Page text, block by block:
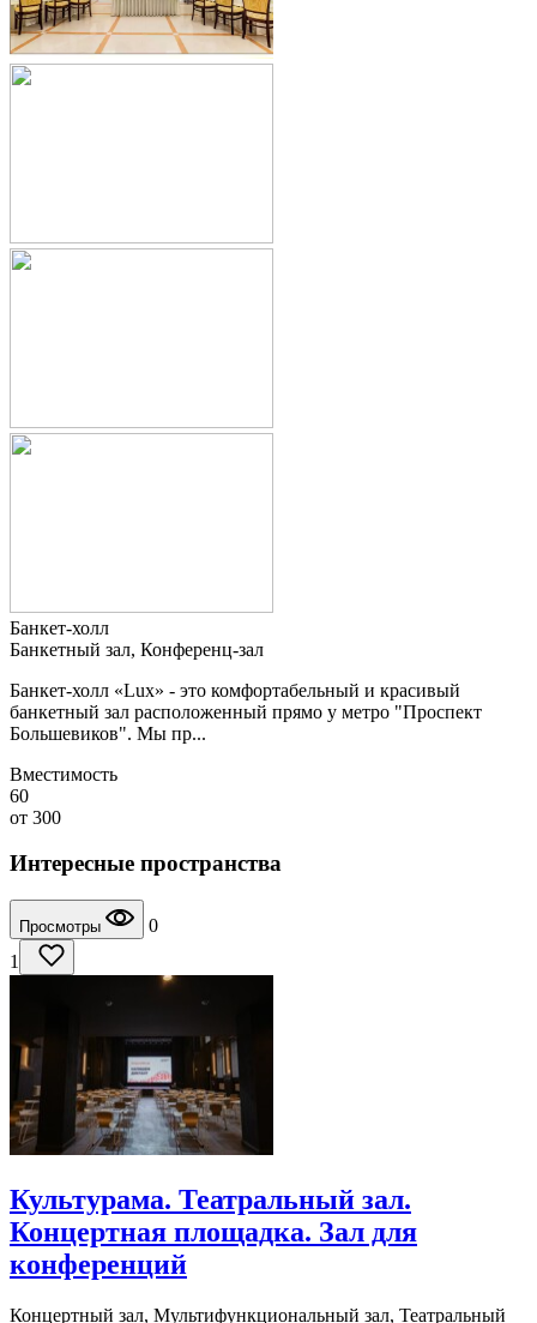
Банкет-холл
Банкетный зал, Конференц-зал
Банкет-холл «Lux» - это комфортабельный и красивый
банкетный зал расположенный прямо у метро "Проспект
Большевиков". Мы пр...
Вместимость
60
от 300
Интересные пространства
Просмотры
0
1
Культурама. Театральный зал.
Концертная площадка. Зал для
конференций
Концертный зал, Мультифункциональный зал, Театральный